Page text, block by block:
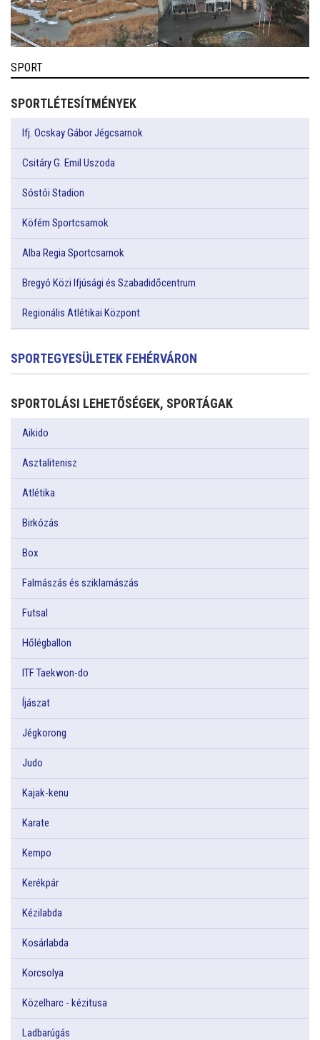
SPORT
SPORTLÉTESÍTMÉNYEK
Ifj. Ocskay Gábor Jégcsarnok
Csitáry G. Emil Uszoda
Sóstói Stadion
Köfém Sportcsarnok
Alba Regia Sportcsarnok
Bregyó Közi Ifjúsági és Szabadidőcentrum
Regionális Atlétikai Központ
SPORTEGYESÜLETEK FEHÉRVÁRON
SPORTOLÁSI LEHETŐSÉGEK, SPORTÁGAK
Aikido
Asztalitenisz
Atlétika
Birkózás
Box
Falmászás és sziklamászás
Futsal
Hőlégballon
ITF Taekwon-do
Íjászat
Jégkorong
Judo
Kajak-kenu
Karate
Kempo
Kerékpár
Kézilabda
Kosárlabda
Korcsolya
Közelharc - kézitusa
Ladbarúgás